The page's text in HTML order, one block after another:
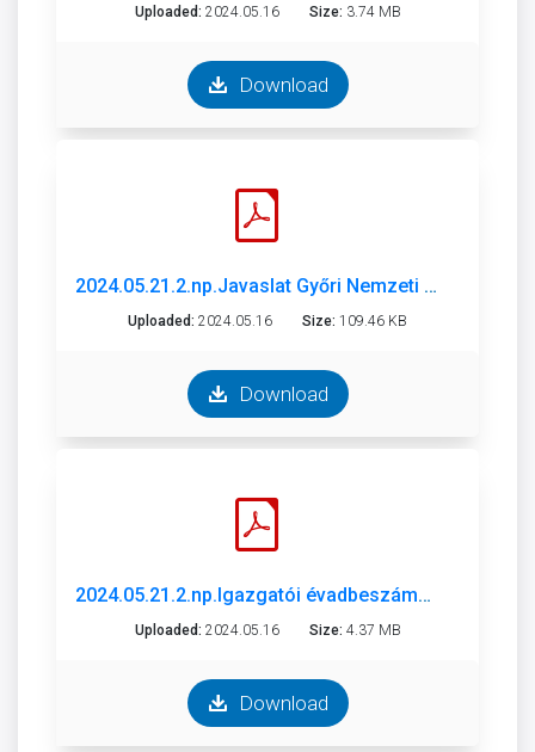
Uploaded: 2024.05.16 Size: 3.74 MB
Download
2024.05.21.2.np.Javaslat Győri Nemzeti Színház beszámoló 2023. munkaterv 2024-2025.pdf
Uploaded: 2024.05.16 Size: 109.46 KB
Download
2024.05.21.2.np.Igazgatói évadbeszámoló és munkaterv_2023_2024_aláírt_jav.pdf
Uploaded: 2024.05.16 Size: 4.37 MB
Download